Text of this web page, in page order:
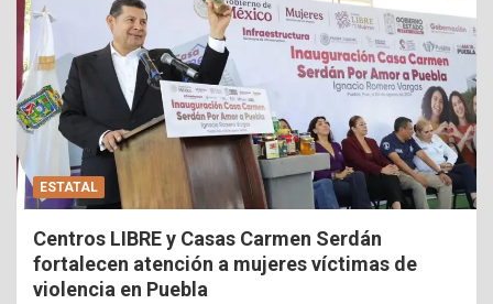
ESTATAL
Centros LIBRE y Casas Carmen Serdán
fortalecen atención a mujeres víctimas de
violencia en Puebla